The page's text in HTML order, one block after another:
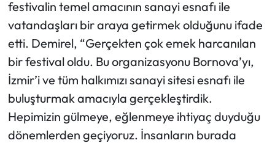
festivalin temel amacının sanayi esnafı ile
vatandaşları bir araya getirmek olduğunu ifade
etti. Demirel, “Gerçekten çok emek harcanılan
bir festival oldu. Bu organizasyonu Bornova’yı,
İzmir’i ve tüm halkımızı sanayi sitesi esnafı ile
buluşturmak amacıyla gerçekleştirdik.
Hepimizin gülmeye, eğlenmeye ihtiyaç duyduğu
dönemlerden geçiyoruz. İnsanların burada